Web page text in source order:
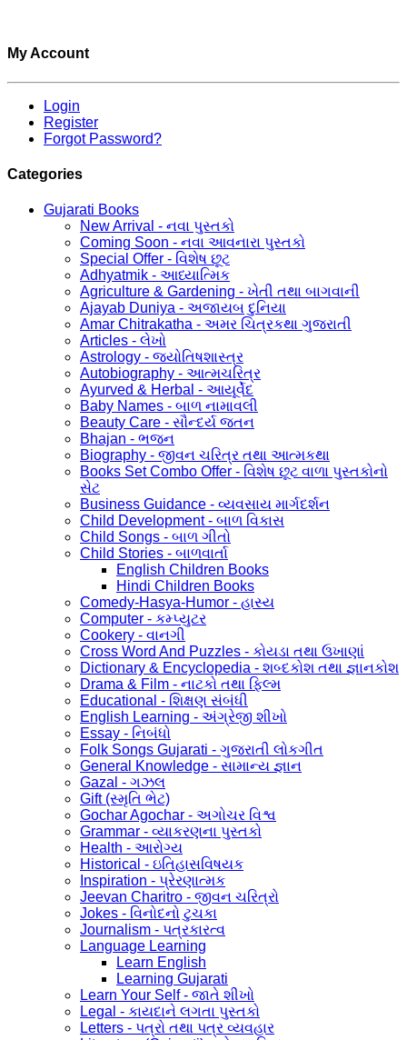
My Account
Login
Register
Forgot Password?
Categories
Gujarati Books
New Arrival - નવા પુસ્તકો
Coming Soon - નવા આવનારા પુસ્તકો
Special Offer - વિશેષ છૂટ
Adhyatmik - આધ્યાત્મિક
Agriculture & Gardening - ખેતી તથા બાગવાની
Ajayab Duniya - અજાયબ દુનિયા
Amar Chitrakatha - અમર ચિત્રકથા ગુજરાતી
Articles - લેખો
Astrology - જ્યોતિષશાસ્ત્ર
Autobiography - આત્મચરિત્ર
Ayurved & Herbal - આયૂર્વેદ
Baby Names - બાળ નામાવલી
Beauty Care - સૌન્દર્ય જતન
Bhajan - ભજન
Biography - જીવન ચરિત્ર તથા આત્મકથા
Books Set Combo Offer - વિશેષ છૂટ વાળા પુસ્તકોનો
સેટ
Business Guidance - વ્યવસાય માર્ગદર્શન
Child Development - બાળ વિકાસ
Child Songs - બાળ ગીતો
Child Stories - બાળવાર્તા
English Children Books
Hindi Children Books
Comedy-Hasya-Humor - હાસ્ય
Computer - કમ્પ્યુટર
Cookery - વાનગી
Cross Word And Puzzles - કોયડા તથા ઉખાણાં
Dictionary & Encyclopedia - શબ્દકોશ તથા જ્ઞાનકોશ
Drama & Film - નાટકો તથા ફિલ્મ
Educational - શિક્ષણ સંબંધી
English Learning - અંગ્રેજી શીખો
Essay - નિબંધો
Folk Songs Gujarati - ગુજરાતી લોકગીત
General Knowledge - સામાન્ય જ્ઞાન
Gazal - ગઝલ
Gift (સ્મૃતિ ભેટ)
Gochar Agochar - અગોચર વિશ્વ
Grammar - વ્યાકરણના પુસ્તકો
Health - આરોગ્ય
Historical - ઇતિહાસવિષયક
Inspiration - પ્રેરણાત્મક
Jeevan Charitro - જીવન ચરિત્રો
Jokes - વિનોદનો ટુચકા
Journalism - પત્રકારત્વ
Language Learning
Learn English
Learning Gujarati
Learn Your Self - જાતે શીખો
Legal - કાયદાને લગતા પુસ્તકો
Letters - પત્રો તથા પત્ર વ્યવહાર